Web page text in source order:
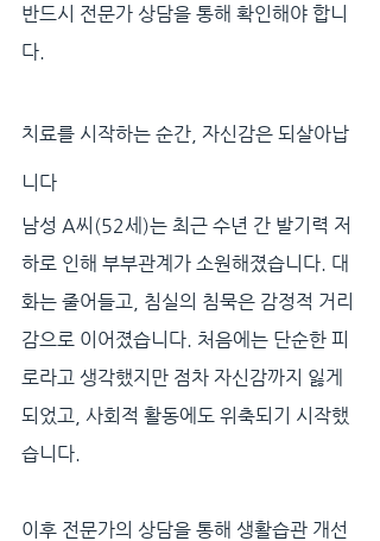
반드시 전문가 상담을 통해 확인해야 합니
다.
치료를 시작하는 순간, 자신감은 되살아납
니다
남성 A씨(52세)는 최근 수년 간 발기력 저
하로 인해 부부관계가 소원해졌습니다. 대
화는 줄어들고, 침실의 침묵은 감정적 거리
감으로 이어졌습니다. 처음에는 단순한 피
로라고 생각했지만 점차 자신감까지 잃게
되었고, 사회적 활동에도 위축되기 시작했
습니다.
이후 전문가의 상담을 통해 생활습관 개선